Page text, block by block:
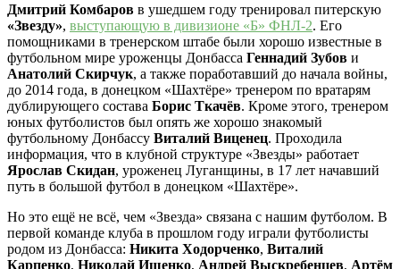
Дмитрий Комбаров в ушедшем году тренировал питерскую
«Звезду», выступающую в дивизионе «Б» ФНЛ-2. Его
помощниками в тренерском штабе были хорошо известные в
футбольном мире уроженцы Донбасса Геннадий Зубов и
Анатолий Скирчук, а также поработавший до начала войны,
до 2014 года, в донецком «Шахтёре» тренером по вратарям
дублирующего состава Борис Ткачёв. Кроме этого, тренером
юных футболистов был опять же хорошо знакомый
футбольному Донбассу Виталий Виценец. Проходила
информация, что в клубной структуре «Звезды» работает
Ярослав Скидан, уроженец Луганщины, в 17 лет начавший
путь в большой футбол в донецком «Шахтёре».
Но это ещё не всё, чем «Звезда» связана с нашим футболом. В
первой команде клуба в прошлом году играли футболисты
родом из Донбасса: Никита Ходорченко, Виталий
Карпенко, Николай Ищенко, Андрей Выскребенцев, Артём